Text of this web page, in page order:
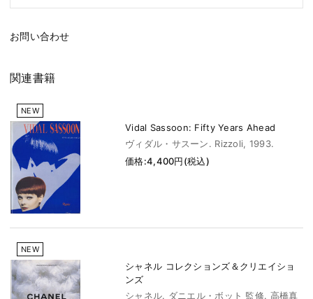
お問い合わせ
関連書籍
NEW
Vidal Sassoon: Fifty Years Ahead
ヴィダル・サスーン. Rizzoli, 1993.
価格:4,400円(税込)
NEW
シャネル コレクションズ＆クリエイショ
ンズ
シャネル. ダニエル・ボット 監修. 高橋真